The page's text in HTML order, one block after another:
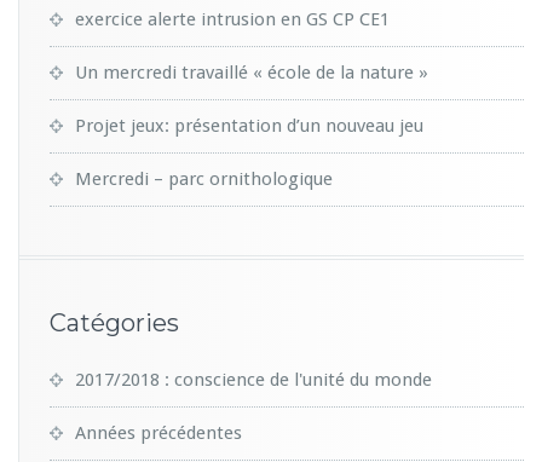
exercice alerte intrusion en GS CP CE1
Un mercredi travaillé « école de la nature »
Projet jeux: présentation d’un nouveau jeu
Mercredi – parc ornithologique
Catégories
2017/2018 : conscience de l'unité du monde
Années précédentes